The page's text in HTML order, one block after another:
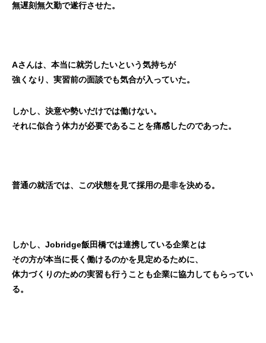
無遅刻無欠勤で遂行させた。
Aさんは、本当に就労したいという気持ちが
強くなり、実習前の面談でも気合が入っていた。
しかし、決意や勢いだけでは働けない。
それに似合う体力が必要であることを痛感したのであった。
普通の就活では、この状態を見て採用の是非を決める。
しかし、Jobridge飯田橋では連携している企業とは
その方が本当に長く働けるのかを見定めるために、
体力づくりのための実習も行うことも企業に協力してもらってい
る。